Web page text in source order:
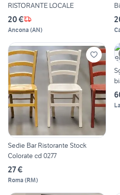
RISTORANTE LOCALE
20 €
Ancona (AN)
Sedie Bar Ristorante Stock
Colorate cd 0277
27 €
Roma (RM)